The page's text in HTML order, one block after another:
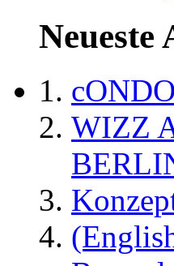
Neueste
WIZZ